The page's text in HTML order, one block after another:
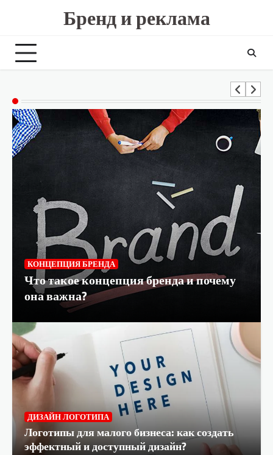
Бренд и реклама
ДИЗАЙН ЛОГОТИПА
Логотипы для малого бизнеса: как создать
эффектный и доступный дизайн?
КОНЦЕПЦИЯ БРЕНДА
Что такое концепция бренда и почему
она важна?
2
Как измерить эффективность рекламы в
СМИ?
Реклама в СМИ: как выбрать правильное
сообщение?